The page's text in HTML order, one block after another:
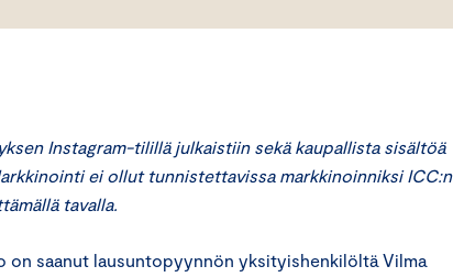
Instagram-tilillä julkaistiin sekä kaupallista sisältöä
ei ollut tunnistettavissa markkinoinniksi ICC:n
tavalla.
on saanut lausuntopyynnön yksityishenkilöltä Vilma